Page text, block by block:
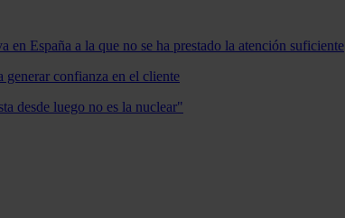
España a la que no se ha prestado la atención suficiente
confianza en el cliente
desde luego no es la nuclear"